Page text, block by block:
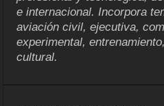
e internacional. Incorpora
aviación civil, ejecutiva,
experimental,
cultural.